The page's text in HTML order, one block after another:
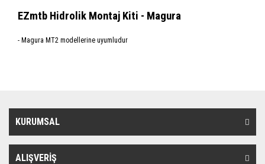
EZmtb Hidrolik Montaj Kiti - Magura
- Magura MT2 modellerine uyumludur
KURUMSAL
ALIŞVERİŞ